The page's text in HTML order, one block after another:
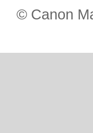
© Canon